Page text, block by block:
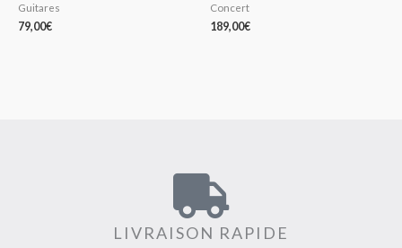
Guitares
79,00€
Concert
189,00€
LIVRAISON RAPIDE